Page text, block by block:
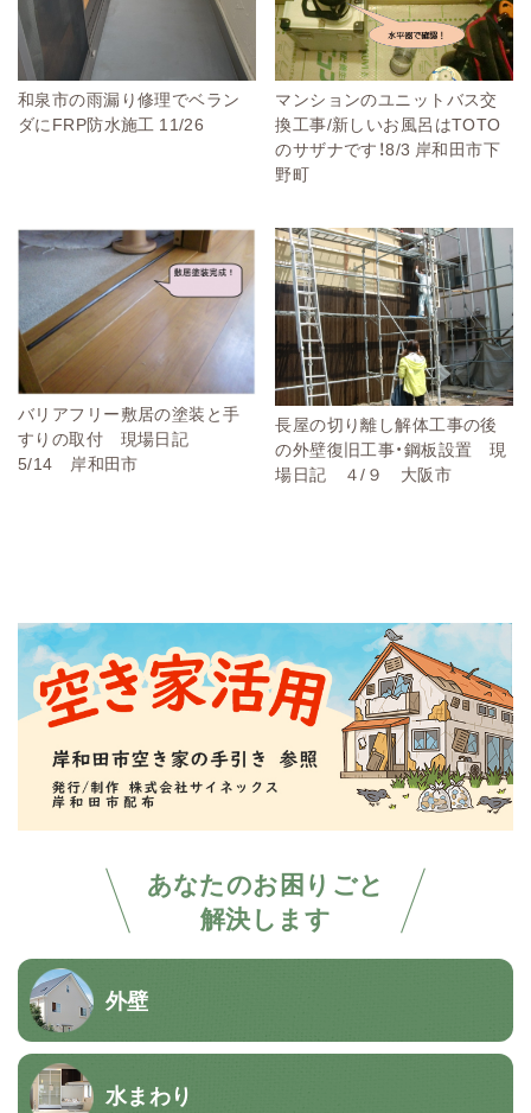
あなたのお困りごと
解決します
外壁
水まわり
和泉市の雨漏り修理でベラン
ダにFRP防水施工 11/26
マンションのユニットバス交
換工事/新しいお風呂はTOTO
のサザナです！8/3 岸和田市下
野町
バリアフリー敷居の塗装と手
すりの取付 現場日記
5/14 岸和田市
長屋の切り離し解体工事の後
の外壁復旧工事・鋼板設置 現
場日記 ４/９ 大阪市